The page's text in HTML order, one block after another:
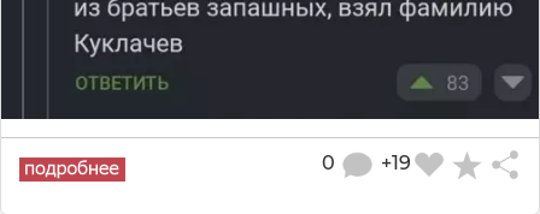
+19
0